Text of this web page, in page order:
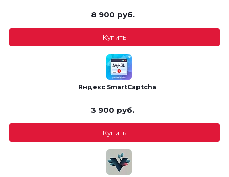
8 900 руб.
Купить
Яндекс SmartCaptcha
3 900 руб.
Купить